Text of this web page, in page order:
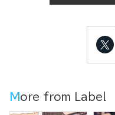
More from Label